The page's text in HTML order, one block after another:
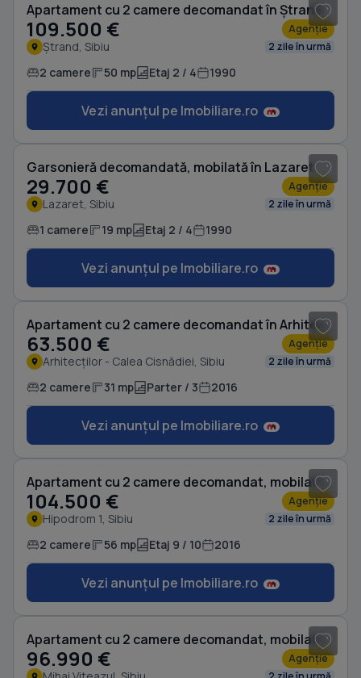
Apartament cu 2 camere decomandat în Ștrand
109.500 € Agenție
Ștrand, Sibiu 2 zile în urmă
2 camere 50 mp Etaj 2 / 4 1990
Vezi anunțul pe Imobiliare.ro
Garsonieră decomandată, mobilată în Lazaret
29.700 € Agenție
Lazaret, Sibiu 2 zile în urmă
1 camere 19 mp Etaj 2 / 4 1990
Vezi anunțul pe Imobiliare.ro
Apartament cu 2 camere decomandat în Arhitecților - Calea Cisnădiei
63.500 € Agenție
Arhitecților - Calea Cisnădiei, Sibiu 2 zile în urmă
2 camere 31 mp Parter / 3 2016
Vezi anunțul pe Imobiliare.ro
Apartament cu 2 camere decomandat, mobilat în Hipodrom 1
104.500 € Agenție
Hipodrom 1, Sibiu 2 zile în urmă
2 camere 56 mp Etaj 9 / 10 2016
Vezi anunțul pe Imobiliare.ro
Apartament cu 2 camere decomandat, mobilat în Mihai Viteazul
96.990 € Agenție